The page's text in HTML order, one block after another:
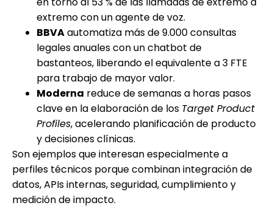
extremo con un agente de voz.
BBVAautomatiza más de 9.000 consultas
legales anuales con un chatbot de
bastanteos, liberando el equivalente a 3 FTE
para trabajo de mayor valor.
Moderna reduce de semanas a horas pasos
clave en la elaboración de los Target Product
Profiles, acelerando planificación de producto
y decisiones clínicas.
Son ejemplos que interesan especialmente a
perfiles técnicos porque combinan integración de
datos, APIs internas, seguridad, cumplimiento y
medición de impacto.